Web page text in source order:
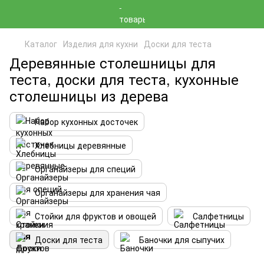
Каталог Изделия для кухни Доски для теста
Деревянные столешницы для
теста, доски для теста, кухонные
столешницы из дерева
Набор кухонных досточек
Хлебницы деревянные
Органайзеры для специй
Органайзеры для хранения чая
Стойки для фруктов и овощей
Салфетницы
Доски для теста
Баночки для сыпучих